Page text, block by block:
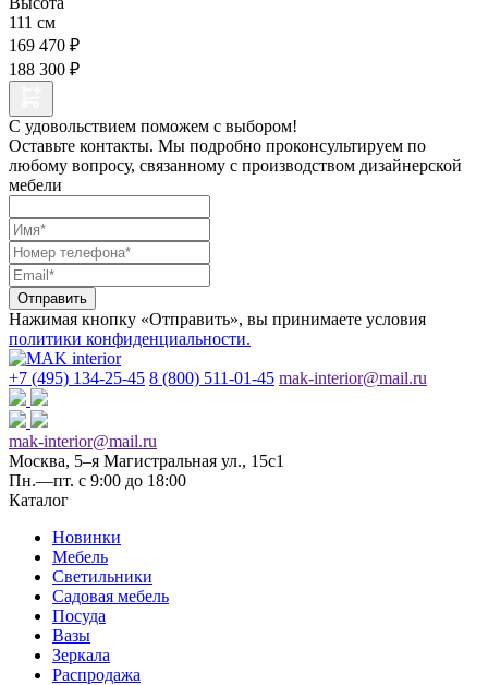
111 см
169 470 ₽
188 300 ₽
С удовольствием поможем с выбором!
Оставьте контакты. Мы подробно проконсультируем по
любому вопросу, связанному с производством дизайнерской
мебели
Отправить
Нажимая кнопку «Отправить», вы принимаете условия
политики конфиденциальности.
+7 (495) 134-25-45 8 (800) 511-01-45 mak-interior@mail.ru
mak-interior@mail.ru
Москва, 5–я Магистральная ул., 15с1
Пн.—пт. с 9:00 до 18:00
Каталог
Новинки
Мебель
Светильники
Садовая мебель
Посуда
Вазы
Зеркала
Распродажа